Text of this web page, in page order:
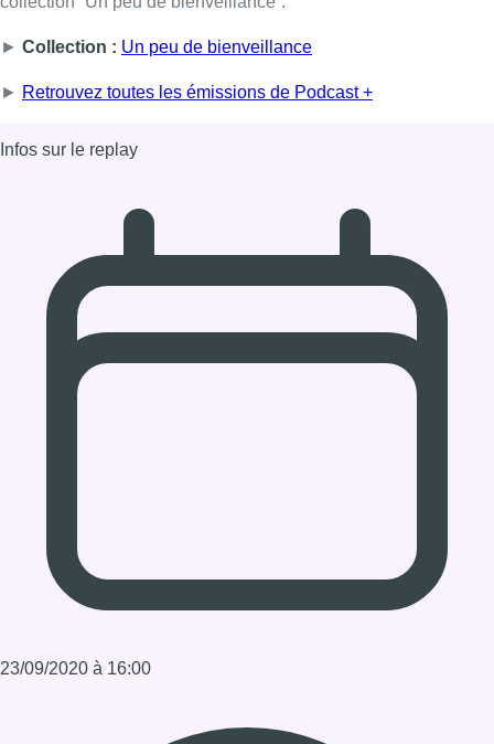
23/09/2020 à 16:00